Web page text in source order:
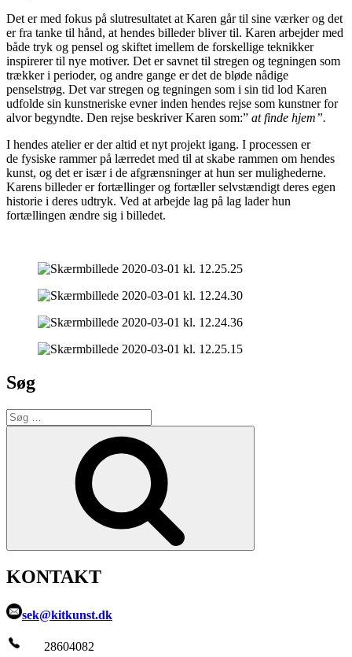
Det er med fokus på slutresultatet at Karen går til sine værker og det
er fra tanke til hånd, at hendes billeder bliver til. Karen arbejder med
både tryk og pensel og skiftet imellem de forskellige teknikker
inspirerer til nye motiver. Det er savnet til stregen og tegningen som
trækker i perioder, og andre gange er det de bløde nådige
penselstrøg. Det var stregen og tegningen som i sin tid lod Karen
udfolde sin kunstneriske evner inden hendes rejse som kunstner for
alvor begyndte. Den rejse beskriver Karen som:” at finde hjem”.
I hendes atelier er der altid et nyt projekt igang. I processen er
de fysiske rammer på lærredet med til at skabe rammen om hendes
kunst, og det er især i de afgrænsninger at hun ser mulighederne.
Karens billeder er fortællinger og fortæller selvstændigt deres egen
historie i deres udtryk. Ved at arbejde lag på lag lader hun
fortællingen ændre sig i billedet.
Søg
Søg
efter:
KONTAKT
sek@kitkunst.dk
28604082